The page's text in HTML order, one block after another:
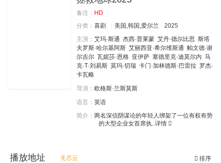
备注： HD
分类： 喜剧 美国,韩国,爱尔兰
2025
主演： 艾玛·斯通 杰西·普莱蒙 艾丹·德尔比思 斯塔
夫罗斯·哈尔基阿斯 艾丽西亚·希尔维斯通 帕文德·谢
尔吉尔 瓦妮莎·恩格 亚伊萨 塞德里克·迪莫尔内 马
克·T·刘易斯 莫玛·切瑞 卡门·加林德斯·巴雷拉 罗杰·
卡瓦略
导演： 欧格斯·兰斯莫斯
语言： 英语
简介： 两名深信阴谋论的年轻人绑架了一位有权有势
的大型企业女首席执..详情
排序
播放地址 无尽云